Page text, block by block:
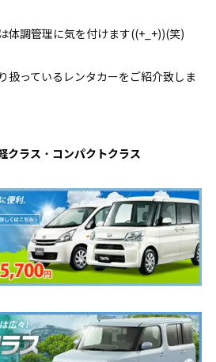
体調管理に気を付けます((+_+))(笑)
扱っているレンタカーをご紹介致しま
クラス ・ コンパクトクラス